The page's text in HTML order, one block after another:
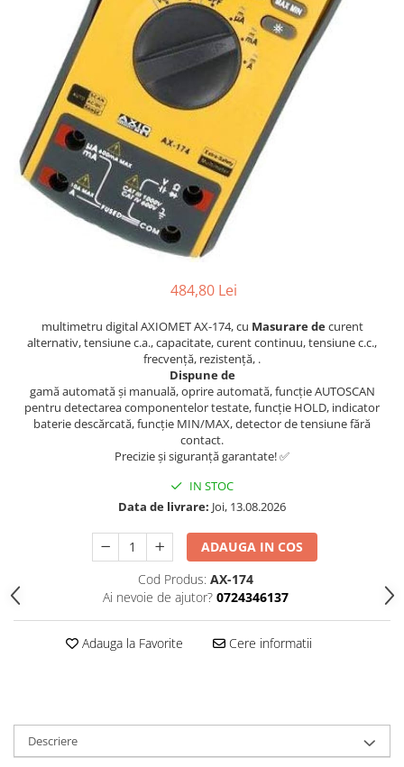
484,80 Lei
multimetru digital AXIOMET AX-174, cu Masurare decurent
alternativ, tensiune c.a., capacitate, curent continuu, tensiune c.c.,
frecvență, rezistență, .
Dispune de
gamă automată și manuală, oprire automată, funcție AUTOSCAN
pentru detectarea componentelor testate, funcție HOLD, indicator
baterie descărcată, funcție MIN/MAX, detector de tensiune fără
contact.
Precizie și siguranță garantate! ✅
IN STOC
Data de livrare: Joi, 13.08.2026
ADAUGA IN COS
Cod Produs: AX-174
Ai nevoie de ajutor? 0724346137
Adauga la Favorite Cere informatii
Descriere